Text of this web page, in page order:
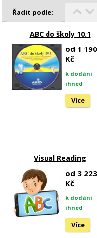
Řadit podle:
ABC do školy 10.1
od 1 190
Kč
k dodání
ihned
Více
Visual Reading
od 3 223
Kč
k dodání
ihned
Více